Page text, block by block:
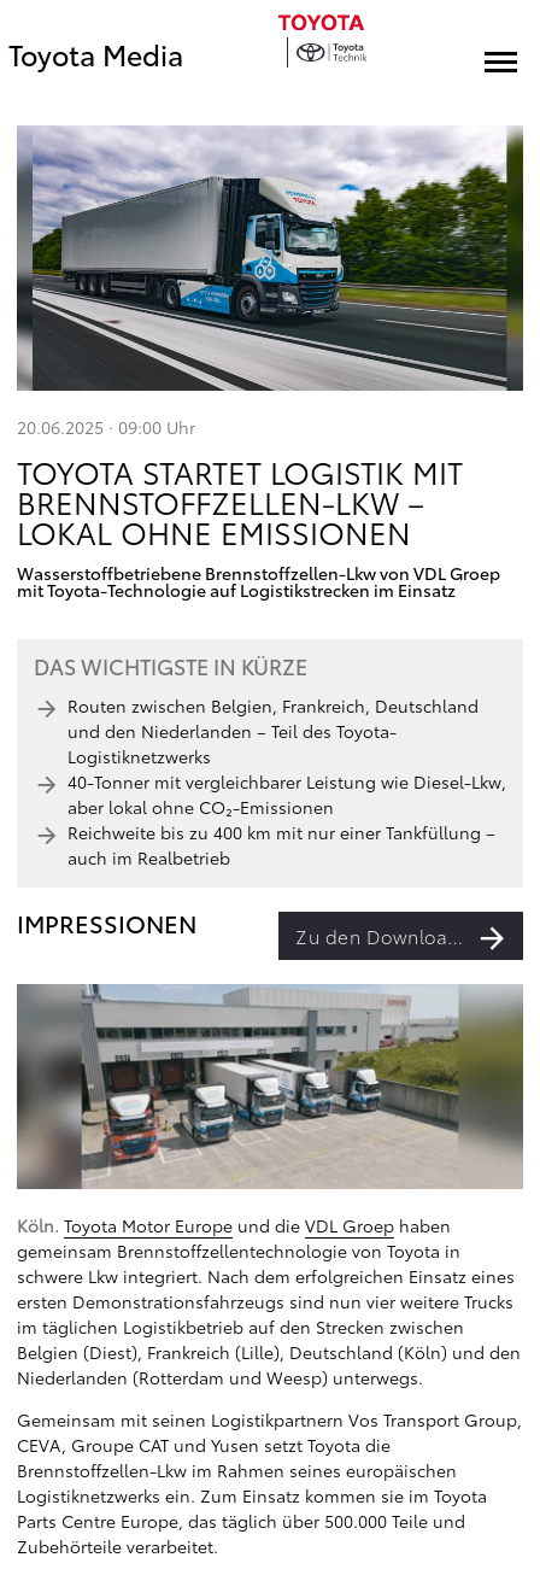
Toyota Media
20.06.2025 · 09:00 Uhr
TOYOTA STARTET LOGISTIK MIT
BRENNSTOFFZELLEN-LKW –
LOKAL OHNE EMISSIONEN
Wasserstoffbetriebene Brennstoffzellen-Lkw von VDL Groep
mit Toyota-Technologie auf Logistikstrecken im Einsatz
DAS WICHTIGSTE IN KÜRZE
Routen zwischen Belgien, Frankreich, Deutschland
und den Niederlanden – Teil des Toyota-
Logistiknetzwerks
40-Tonner mit vergleichbarer Leistung wie Diesel-Lkw,
aber lokal ohne CO₂-Emissionen
Reichweite bis zu 400 km mit nur einer Tankfüllung –
auch im Realbetrieb
IMPRESSIONEN Zu den Downloads
Köln. Toyota Motor Europe und die VDL Groep haben
gemeinsam Brennstoffzellentechnologie von Toyota in
schwere Lkw integriert. Nach dem erfolgreichen Einsatz eines
ersten Demonstrationsfahrzeugs sind nun vier weitere Trucks
im täglichen Logistikbetrieb auf den Strecken zwischen
Belgien (Diest), Frankreich (Lille), Deutschland (Köln) und den
Niederlanden (Rotterdam und Weesp) unterwegs.
Gemeinsam mit seinen Logistikpartnern Vos Transport Group,
CEVA, Groupe CAT und Yusen setzt Toyota die
Brennstoffzellen-Lkw im Rahmen seines europäischen
Logistiknetzwerks ein. Zum Einsatz kommen sie im Toyota
Parts Centre Europe, das täglich über 500.000 Teile und
Zubehörteile verarbeitet.